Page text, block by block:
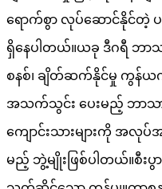
ရောက်စွာ လုပ်ဆောင်နိုင်
ရှိနေပါတယ်။ယခု ဒီဂရီ ဘာ
စနစ်၊ ချိတ်ဆက်နိုင်မှု ကွန်ယ
အသက်သွင်း ပေးမည့် ဘာသာရ
ကျောင်းသားများကို အလုပ်
မည့် ဘွဲ့မျိုးဖြစ်ပါတယ်။စီးပွာ